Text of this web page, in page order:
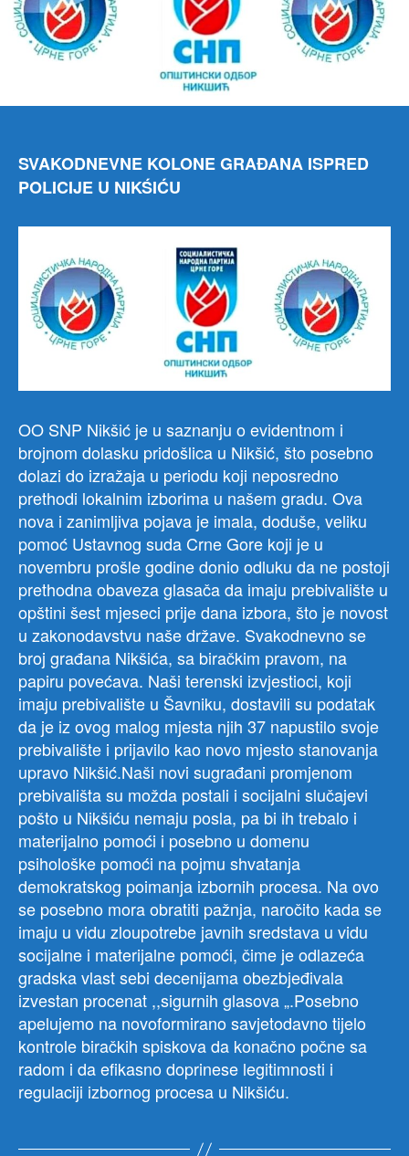
SVAKODNEVNE KOLONE GRAĐANA ISPRED
POLICIJE U NIKŚIĆU
OO SNP Nikšić je u saznanju o evidentnom i
brojnom dolasku pridošlica u Nikšić, što posebno
dolazi do izražaja u periodu koji neposredno
prethodi lokalnim izborima u našem gradu. Ova
nova i zanimljiva pojava je imala, doduše, veliku
pomoć Ustavnog suda Crne Gore koji je u
novembru prošle godine donio odluku da ne postoji
prethodna obaveza glasača da imaju prebivalište u
opštini šest mjeseci prije dana izbora, što je novost
u zakonodavstvu naše države. Svakodnevno se
broj građana Nikšića, sa biračkim pravom, na
papiru povećava. Naši terenski izvjestioci, koji
imaju prebivalište u Šavniku, dostavili su podatak
da je iz ovog malog mjesta njih 37 napustilo svoje
prebivalište i prijavilo kao novo mjesto stanovanja
upravo Nikšić.Naši novi sugrađani promjenom
prebivališta su možda postali i socijalni slučajevi
pošto u Nikšiću nemaju posla, pa bi ih trebalo i
materijalno pomoći i posebno u domenu
psihološke pomoći na pojmu shvatanja
demokratskog poimanja izbornih procesa. Na ovo
se posebno mora obratiti pažnja, naročito kada se
imaju u vidu zloupotrebe javnih sredstava u vidu
socijalne i materijalne pomoći, čime je odlazeća
gradska vlast sebi decenijama obezbjeđivala
izvestan procenat ,,sigurnih glasova „.Posebno
apelujemo na novoformirano savjetodavno tijelo
kontrole biračkih spiskova da konačno počne sa
radom i da efikasno doprinese legitimnosti i
regulaciji izbornog procesa u Nikšiću.